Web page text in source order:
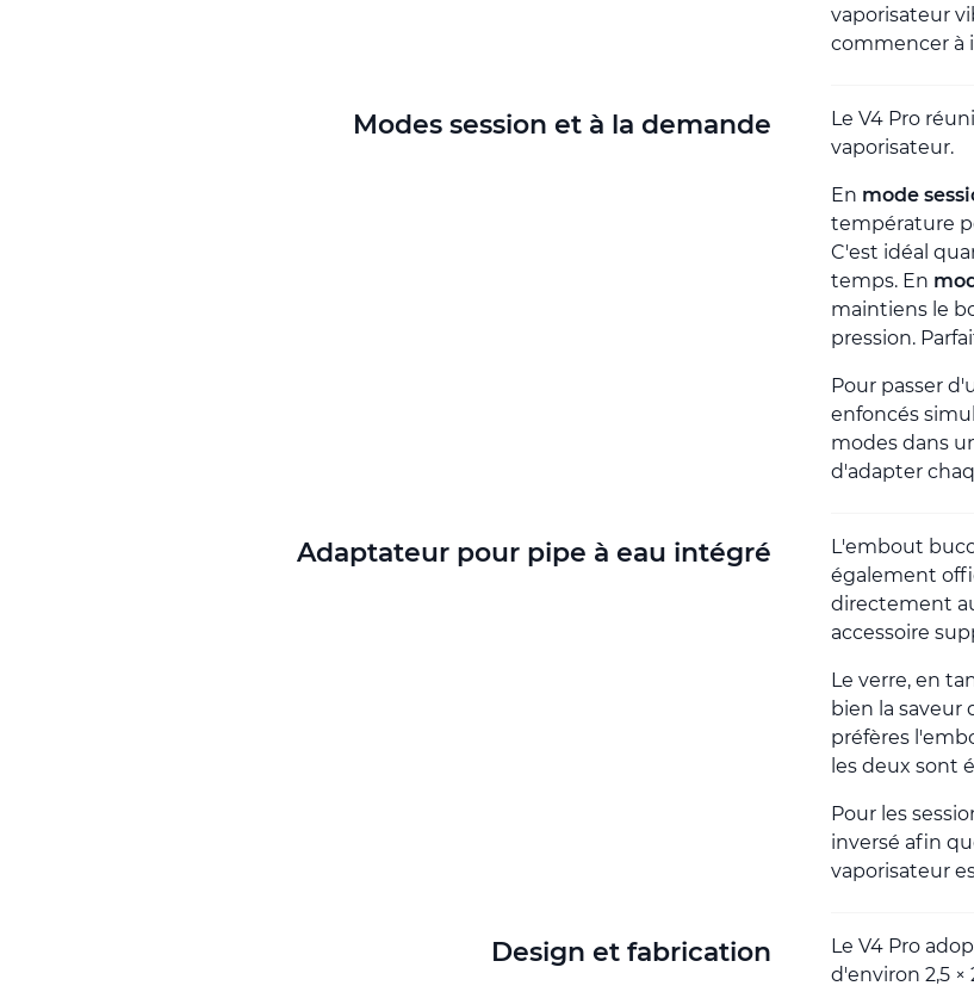
vaporisateur
commencer à
Modes session et à la demande
Le V4 Pro
vaporisateur.
En mode
température
C'est idéal
temps. En
maintiens le
pression.
Pour passer
enfoncés
modes dans
d'adapter
Adaptateur pour pipe à eau intégré
L'embout
également
directement
accessoire
Le verre, en
bien la saveur
préfères
les deux sont
Pour les
inversé afin
vaporisateur
Design et fabrication
Le V4 Pro
d'environ 2,5 ×